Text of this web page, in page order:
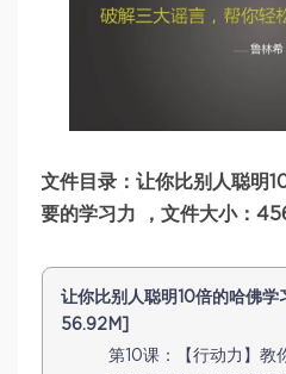
文件目录：让你比别人聪明
要的学习力 ，文件大小：
让你比别人聪明10倍的哈佛
56.92M]
第10课：【行动力】教